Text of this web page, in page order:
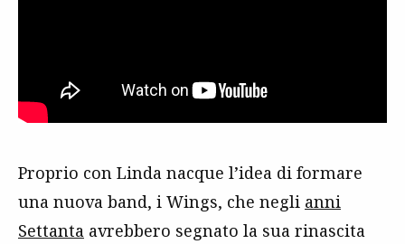
Proprio con Linda nacque l’idea di formare
una nuova band, i Wings, che negli anni
Settanta avrebbero segnato la sua rinascita